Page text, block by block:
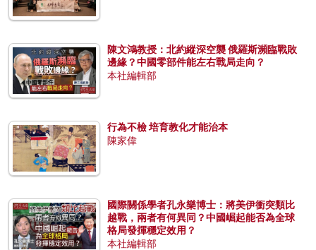
陳文鴻教授：北約縱深空襲 俄羅斯瀕臨戰敗
邊緣？中國零部件能左右戰局走向？
本社編輯部
行為不檢 培育教化才能治本
陳家偉
國際關係學者孔永樂博士：將美伊衝突類比
越戰，兩者有何異同？中國崛起能否為全球
格局發揮穩定效用？
本社編輯部